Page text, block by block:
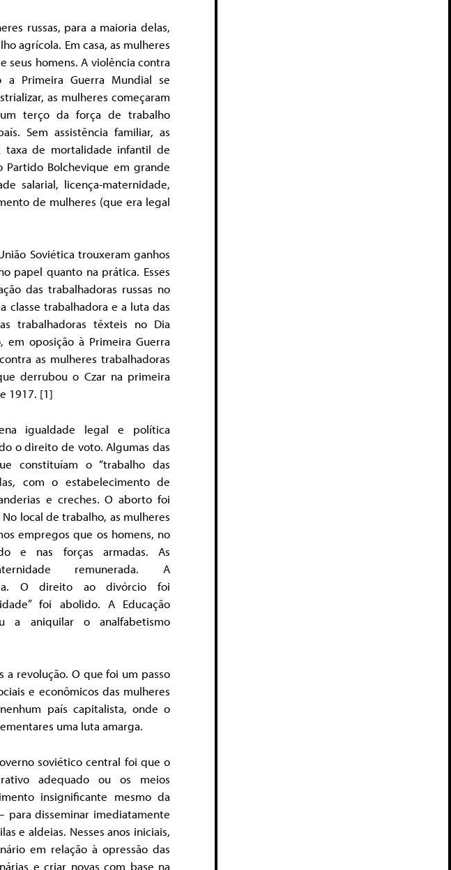
russas, para a maioria delas,
agrícola. Em casa, as mulheres
seus homens. A violência contra
a Primeira Guerra Mundial se
as mulheres começaram
terço da força de trabalho
Sem assistência familiar, as
taxa de mortalidade infantil de
Partido Bolchevique em grande
salarial, licença-maternidade,
de mulheres (que era legal
Soviética trouxeram ganhos
papel quanto na prática. Esses
das trabalhadoras russas no
classe trabalhadora e a luta das
trabalhadoras têxteis no Dia
oposição à Primeira Guerra
as mulheres trabalhadoras
derrubou o Czar na primeira
1917. [1]
igualdade legal e política
o direito de voto. Algumas das
constituíam o “trabalho das
com o estabelecimento de
e creches. O aborto foi
local de trabalho, as mulheres
empregos que os homens, no
e nas forças armadas. As
remunerada. A
O direito ao divórcio foi
foi abolido. A Educação
a aniquilar o analfabetismo
a revolução. O que foi um passo
e econômicos das mulheres
país capitalista, onde o
uma luta amarga.
soviético central foi que o
adequado ou os meios
insignificante mesmo da
para disseminar imediatamente
e aldeias. Nesses anos iniciais,
em relação à opressão das
e criar novas com base na